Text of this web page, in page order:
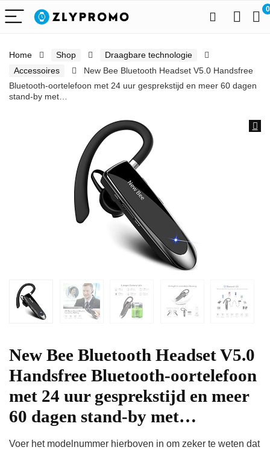
0
Home Shop
Draagbare technologie
Accessoires
New Bee Bluetooth Headset V5.0 Handsfree
Bluetooth-oortelefoon met 24 uur gesprekstijd en meer 60 dagen
stand-by met…
New Bee Bluetooth Headset V5.0
Handsfree Bluetooth-oortelefoon
met 24 uur gesprekstijd en meer
60 dagen stand-by met…
Voer het modelnummer hierboven in om zeker te weten dat